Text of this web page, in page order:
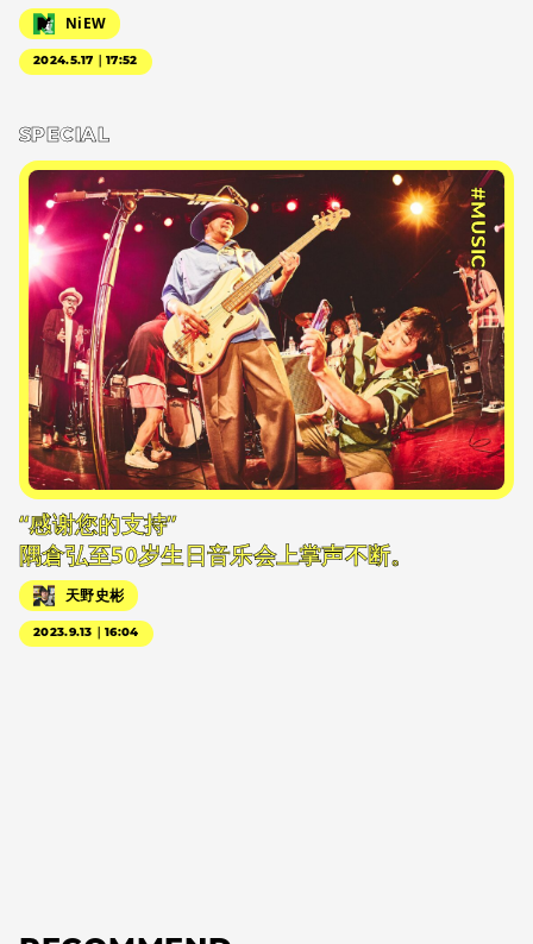
NiEW
2024.5.17｜17:52
SPECIAL
#MUSIC
“感谢您的支持”
隅倉弘至50岁生日音乐会上掌声不断。
天野史彬
2023.9.13｜16:04